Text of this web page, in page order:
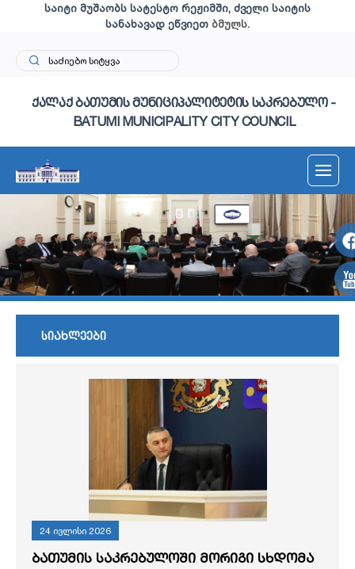
საიტი მუშაობს სატესტო რეჟიმში, ძველი საიტის
სანახავად ეწვიეთ ბმულს.
ქალაქ ბათუმის მუნიციპალიტეტის საკრებულო -
BATUMI MUNICIPALITY CITY COUNCIL
სიახლეები
24 ივლისი 2026
ბათუმის საკრებულოში მორიგი სხდომა